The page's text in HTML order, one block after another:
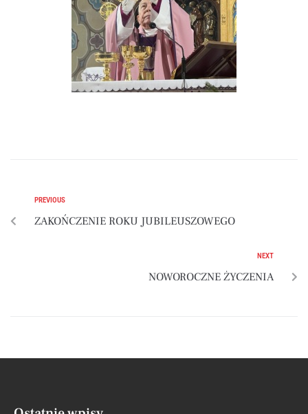
PREVIOUS
ZAKOŃCZENIE ROKU JUBILEUSZOWEGO
NEXT
NOWOROCZNE ŻYCZENIA